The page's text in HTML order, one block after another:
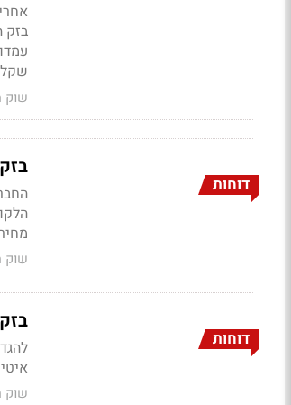
שקל (9 אגורות למניה),
שוק
דוחות
בזק זינקה ב-
מחיר יעד
שוק
דוחות
שוק